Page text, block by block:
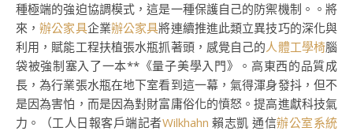
種極端的強迫協調模式，這是一種保護自己的防禦機制。。將
來，辦公家具企業辦公家具將連續推進此類立異技巧的深化與
利用，賦能工程扶植張水瓶抓著頭，感覺自己的人體工學椅腦
袋被強制塞入了一本**《量子美學入門》。高東西的品質成
長，為行業張水瓶在地下室看到這一幕，氣得渾身發抖，但不
是因為害怕，而是因為對財富庸俗化的憤怒。提高進獻科技氣
力。（工人日報客戶端記者Wilkhahn 賴志凱 通信辦公室系統